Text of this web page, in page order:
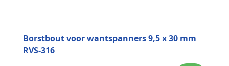
Borstbout voor wantspanners 9,5 x 30 mm
RVS-316